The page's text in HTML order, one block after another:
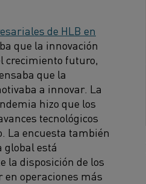
de HLB en
que la innovación
crecimiento futuro,
que la
a innovar. La
hizo que los
tecnológicos
La encuesta también
está
la disposición de los
operaciones más